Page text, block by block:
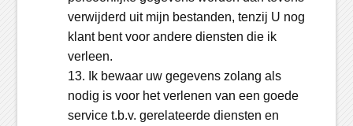
verwijderd uit mijn bestanden, tenzij U nog
klant bent voor andere diensten die ik
verleen.
Ik bewaar uw gegevens zolang als
nodig is voor het verlenen van een goede
service t.b.v. gerelateerde diensten en